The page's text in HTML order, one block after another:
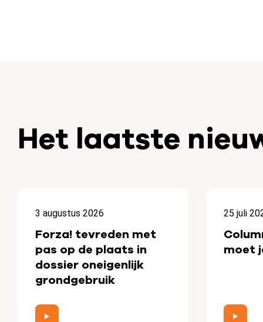
Het laatste
3 augustus 2026
Forza! tevreden met
pas op de plaats in
dossier oneigenlijk
grondgebruik
25 juli
moet